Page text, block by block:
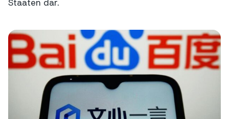
Staaten dar.